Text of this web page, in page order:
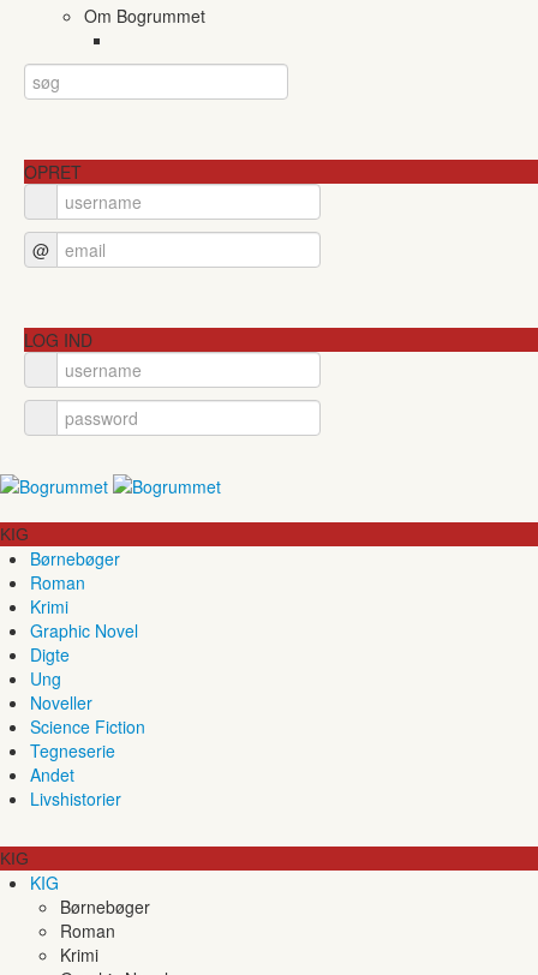
Om Bogrummet
OPRET
@
LOG IND
KIG
Børnebøger
Roman
Krimi
Graphic Novel
Digte
Ung
Noveller
Science Fiction
Tegneserie
Andet
Livshistorier
KIG
KIG
Børnebøger
Roman
Krimi